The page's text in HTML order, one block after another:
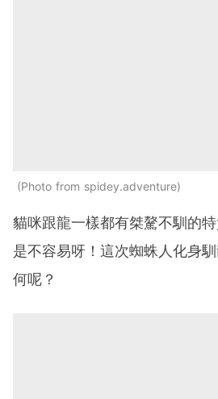
Photo from spidey.adventure
貓咪跟龍一樣都有桀驁不馴的
是不容易呀！這次蜘蛛人化身
何呢？